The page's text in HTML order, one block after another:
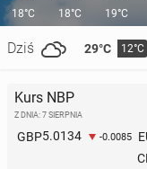
18°C
Dziś 29°C 12°C
18°C 19°C
Kurs NBP
Z DNIA: 7 SIERPNIA
GBP5.0134 -0.0085